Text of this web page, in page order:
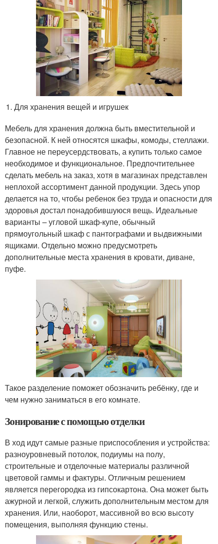
Для хранения вещей и игрушек
Мебель для хранения должна быть вместительной и
безопасной. К ней относятся шкафы, комоды, стеллажи.
Главное не переусердствовать, а купить только самое
необходимое и функциональное. Предпочтительнее
сделать мебель на заказ, хотя в магазинах представлен
неплохой ассортимент данной продукции. Здесь упор
делается на то, чтобы ребенок без труда и опасности для
здоровья достал понадобившуюся вещь. Идеальные
варианты – угловой шкаф-купе, обычный
прямоугольный шкаф с пантографами и выдвижными
ящиками. Отдельно можно предусмотреть
дополнительные места хранения в кровати, диване,
пуфе.
Такое разделение поможет обозначить ребёнку, где и
чем нужно заниматься в его комнате.
Зонирование с помощью отделки
В ход идут самые разные приспособления и устройства:
разноуровневый потолок, подиумы на полу,
строительные и отделочные материалы различной
цветовой гаммы и фактуры. Отличным решением
является перегородка из гипсокартона. Она может быть
ажурной и легкой, служить дополнительным местом для
хранения. Или, наоборот, массивной во всю высоту
помещения, выполняя функцию стены.